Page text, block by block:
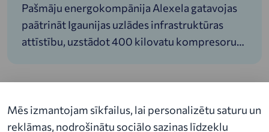
Pašmāju energokompānija Alexela gatavojas
paātrināt Igaunijas uzlādes infrastruktūras
attīstību, uzstādot 400 kilovatu kompresorus.
lādētājs.
Mēs izmantojam sīkfailus, lai personalizētu saturu un
reklāmas, nodrošinātu sociālo saziņas līdzekļu